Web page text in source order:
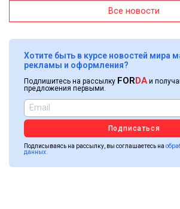
Все новости
Хотите быть в курсе новостей мира
рекламы и оформления?
Подпишитесь на рассылку FORDA и
предложения первыми.
Подписаться
Подписываясь на рассылку, вы соглашаетесь на
данных.